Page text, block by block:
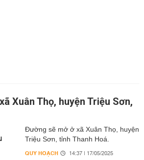
Xuân Thọ, huyện Triệu Sơn,
Đường sẽ mở ở xã Xuân Thọ, huyện
Triệu Sơn, tỉnh Thanh Hoá.
QUY HOẠCH 14:37 | 17/05/2025